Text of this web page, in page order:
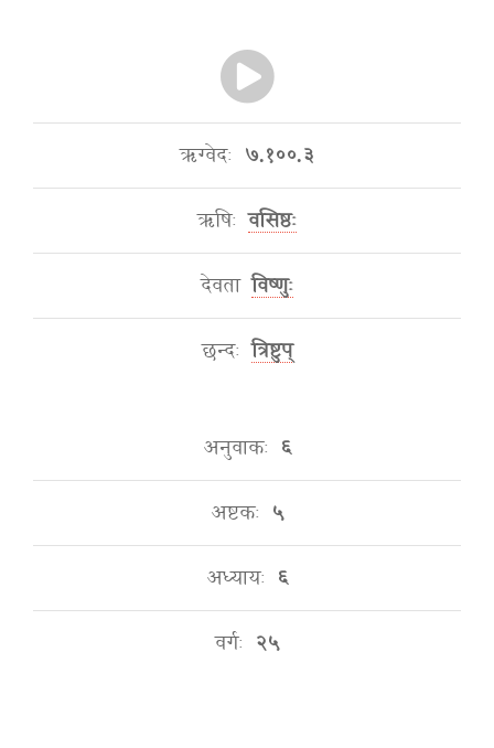
ऋग्वेदः ७.१००.३
ऋषिः वसिष्ठः
देवता विष्णुः
छन्दः त्रिष्टुप्
अनुवाकः ६
अष्टकः ५
अध्यायः ६
वर्गः २५